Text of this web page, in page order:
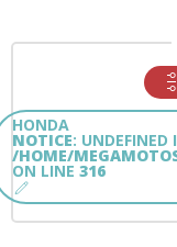
HONDA
NOTICE: UNDEFINED
/HOME/
ON LINE 316